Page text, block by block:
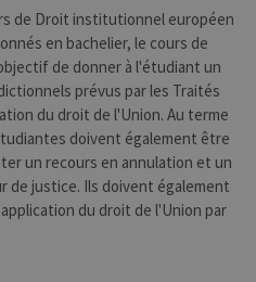
de Droit institutionnel européen
en bachelier, le cours de
de donner à l'étudiant un
prévus par les Traités
du droit de l'Union. Au terme
doivent également être
un recours en annulation et un
de justice. Ils doivent également
du droit de l'Union par